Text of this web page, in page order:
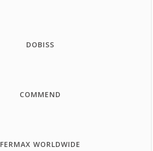
DOBISS
COMMEND
FERMAX WORLDWIDE